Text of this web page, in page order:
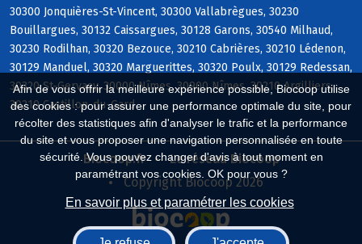
Afin de vous offrir la meilleure expérience possible, Biocoop utilise
des cookies : pour assurer une performance optimale du site, pour
récolter des statistiques afin d'analyser le trafic et la performance
du site et vous proposer une navigation personnalisée en toute
sécurité. Vous pouvez changer d'avis à tout moment en
paramétrant vos cookies. OK pour vous ?
En savoir plus et paramétrer les cookies
30300 Jonquières-St-Vincent, 30300 Vallabrègues, 30230
Bouillargues, 30132 Caissargues, 30128 Garons, 30540 Milhaud,
30230 Rodilhan, 30320 Bezouce, 30210 Cabrières, 30210 Lédenon,
30129 Manduel, 30320 Marguerittes, 30320 Poulx, 30129 Redessan,
30320 St-Gervasy, 30000 Nîmes, 30900 Nîmes, 30210 Argilliers,
30210 Castillon-du-Gard
Biocoop.fr
Le réseau Biocoop
Copyright Biocoop 2026